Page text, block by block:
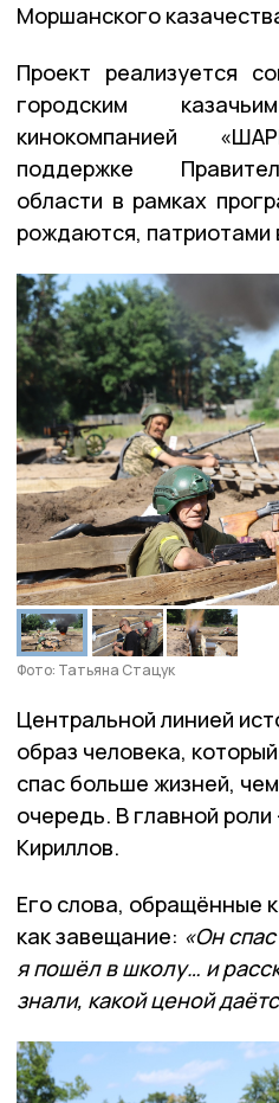
Моршанского
Проект реализуется
городским
кинокомпанией
поддержке
области в рамках
рождаются, патриотами
Фото: Татьяна Стацук
Центральной линией
образ человека,
спас больше жизней,
очередь. В главной
Кириллов.
Его слова, обращённые
как завещание: «Он
я пошёл в школу… и
знали, какой ценой